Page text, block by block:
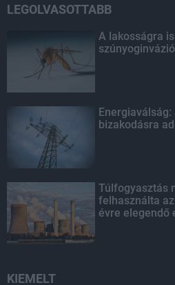
LEGOLVASOTTABB
A lakosságra
bizakodásra
Túlfogyasztás
felhasználta
évre elegendő
KIEMELT